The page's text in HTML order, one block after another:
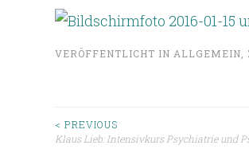
VERÖFFENTLICHT IN ALLGEMEIN
< PREVIOUS
Klaus Lieb: Intensivkurs Psychiatrie und